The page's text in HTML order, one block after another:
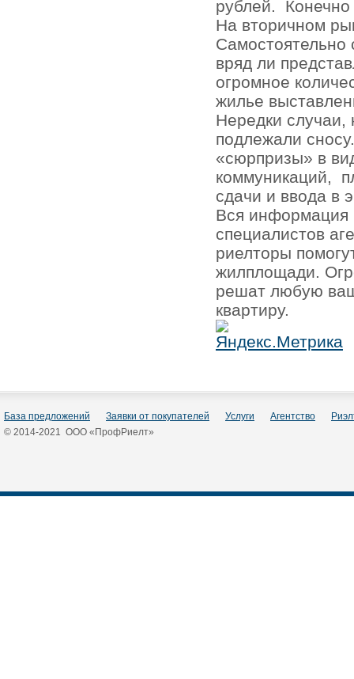
рублей.
На вторичном
Самостоятельно
вряд ли
огромное
жилье
Нередки случаи,
подлежали
«сюрпризы» в
коммуникаций,
сдачи и ввода в
Вся информация
специалистов
риелторы
жилплощади.
решат любую
квартиру.
База предложений Заявки от покупателей Услуги Агентство
© 2014-2021 ООО «ПрофРиелт»